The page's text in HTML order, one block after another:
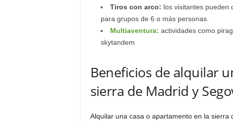
Tiros con arco: los visitantes pueden
para grupos de 6 o más personas.
Multiaventura: actividades como
skytandem
Beneficios de alquilar
sierra de Madrid y
Alquilar una casa o apartamento en la sierra